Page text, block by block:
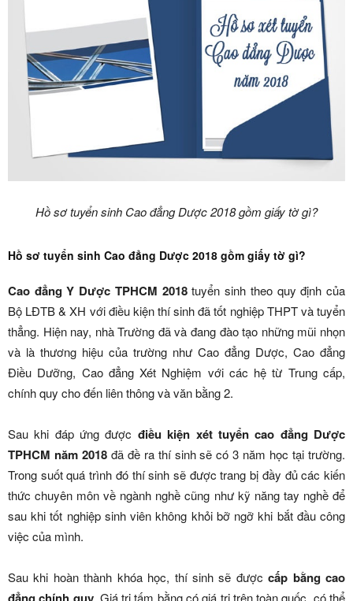
Hồ sơ tuyển sinh Cao đẳng Dược 2018 gồm giấy tờ gì?
Hồ sơ tuyển sinh Cao đẳng Dược 2018 gồm giấy tờ gì?
Cao đẳng Y Dược TPHCM 2018tuyển sinh theo quy định của
Bộ LĐTB & XH với điều kiện thí sinh đã tốt nghiệp THPT và tuyển
thẳng. Hiện nay, nhà Trường đã và đang đào tạo những mũi nhọn
và là thương hiệu của trường như Cao đẳng Dược, Cao đẳng
Điều Dưỡng, Cao đẳng Xét Nghiệm với các hệ từ Trung cấp,
chính quy cho đến liên thông và văn bằng 2.
Sau khi đáp ứng được điều kiện xét tuyển cao đẳng Dược
TPHCM năm 2018đã đề ra thí sinh sẽ có 3 năm học tại trường.
Trong suốt quá trình đó thí sinh sẽ được trang bị đầy đủ các kiến
thức chuyên môn về ngành nghề cũng như kỹ năng tay nghề để
sau khi tốt nghiệp sinh viên không khỏi bỡ ngỡ khi bắt đầu công
việc của mình.
Sau khi hoàn thành khóa học, thí sinh sẽ đượccấp bằng cao
. Giá trị tấm bằng có giá trị trên toàn quốc, có thể